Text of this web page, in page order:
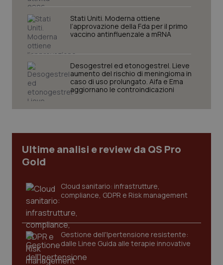
Stati Uniti. Moderna ottiene
l’approvazione della Fda per il primo
vaccino antinfluenzale a mRNA
Desogestrel ed etonogestrel. Lieve
aumento del rischio di meningioma in
caso di uso prolungato. Aifa e Ema
aggiornano le controindicazioni
Ultime analisi e review da QS Pro
Gold
Cloud sanitario: infrastrutture,
compliance, GDPR e Risk management
Gestione dell'Ipertensione resistente:
dalle Linee Guida alle terapie innovative
www.quotidianosanita.it